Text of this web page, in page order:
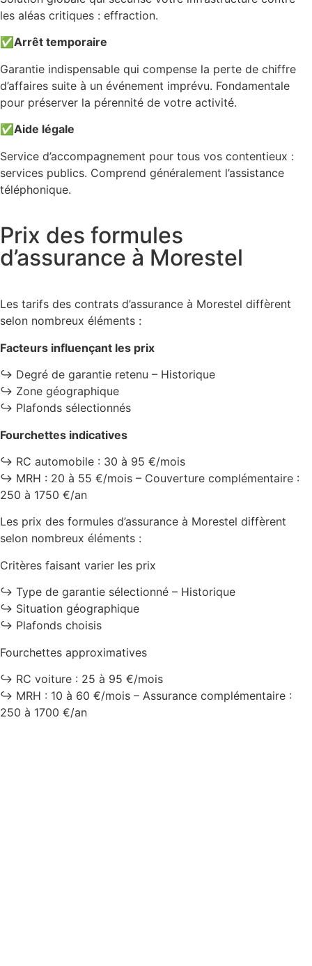
les aléas critiques : effraction.
✅Arrêt temporaire
Garantie indispensable qui compense la perte de chiffre
d’affaires suite à un événement imprévu. Fondamentale
pour préserver la pérennité de votre activité.
✅Aide légale
Service d’accompagnement pour tous vos contentieux :
services publics. Comprend généralement l’assistance
téléphonique.
Prix des formules
d’assurance à Morestel
Les tarifs des contrats d’assurance à Morestel diffèrent
selon nombreux éléments :
Facteurs influençant les prix
↪️ Degré de garantie retenu – Historique
↪️ Zone géographique
↪️ Plafonds sélectionnés
Fourchettes indicatives
↪️ RC automobile : 30 à 95 €/mois
↪️ MRH : 20 à 55 €/mois – Couverture complémentaire :
250 à 1750 €/an
Les prix des formules d’assurance à Morestel diffèrent
selon nombreux éléments :
Critères faisant varier les prix
↪️ Type de garantie sélectionné – Historique
↪️ Situation géographique
↪️ Plafonds choisis
Fourchettes approximatives
↪️ RC voiture : 25 à 95 €/mois
↪️ MRH : 10 à 60 €/mois – Assurance complémentaire :
250 à 1700 €/an